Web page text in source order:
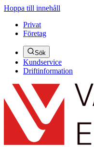
Hoppa till innehåll
Privat
Företag
Sök
Kundservice
Driftinformation